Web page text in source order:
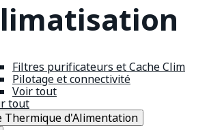
Filtres purificateurs et Cache Clim
Pilotage et connectivité
Voir tout
tout
Thermique d'Alimentation